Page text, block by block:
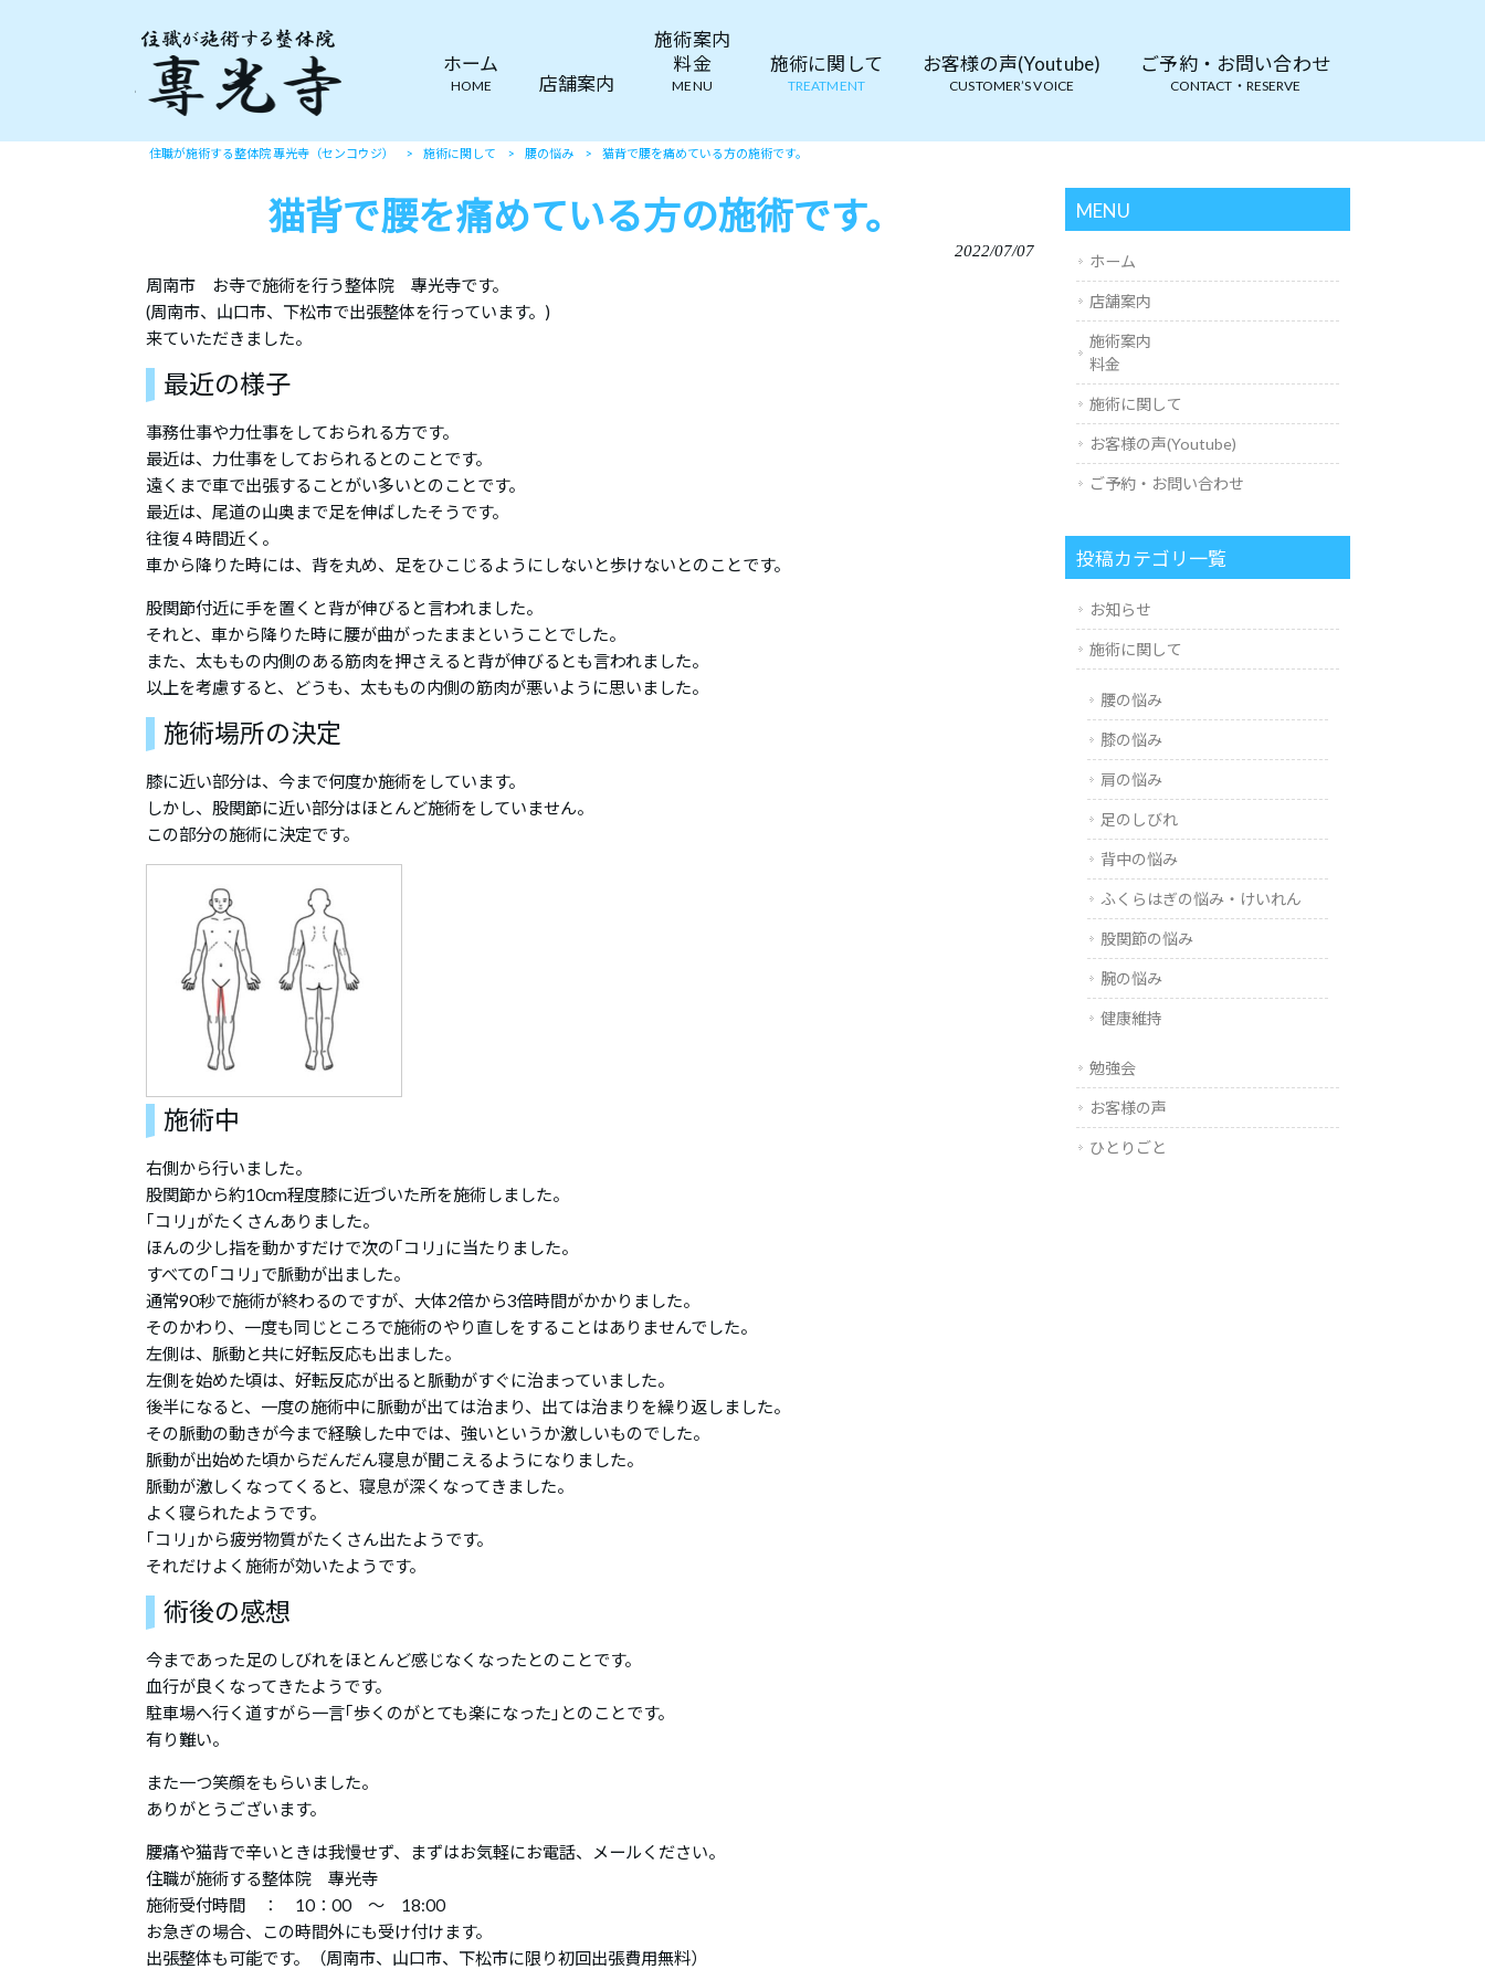
ホーム
HOME 店舗案内
施術案内
料金
MENU
施術に関して
TREATMENT
お客様の声(Youtube)
CUSTOMER’S VOICE
ご予約・お問い合わせ
CONTACT・RESERVE
住職が施術する整体院 專光寺（センコウジ） > 施術に関して > 腰の悩み > 猫背で腰を痛めている方の施術です。
猫背で腰を痛めている方の施術です。
2022/07/07
周南市 お寺で施術を行う整体院 專光寺です。
(周南市、山口市、下松市で出張整体を行っています。)
来ていただきました。
最近の様子
事務仕事や力仕事をしておられる方です。
最近は、力仕事をしておられるとのことです。
遠くまで車で出張することがい多いとのことです。
最近は、尾道の山奥まで足を伸ばしたそうです。
往復４時間近く。
車から降りた時には、背を丸め、足をひこじるようにしないと歩けないとのことです。
股関節付近に手を置くと背が伸びると言われました。
それと、車から降りた時に腰が曲がったままということでした。
また、太ももの内側のある筋肉を押さえると背が伸びるとも言われました。
以上を考慮すると、どうも、太ももの内側の筋肉が悪いように思いました。
施術場所の決定
膝に近い部分は、今まで何度か施術をしています。
しかし、股関節に近い部分はほとんど施術をしていません。
この部分の施術に決定です。
施術中
右側から行いました。
股関節から約10cm程度膝に近づいた所を施術しました。
｢コリ｣がたくさんありました。
ほんの少し指を動かすだけで次の｢コリ｣に当たりました。
すべての｢コリ｣で脈動が出ました。
通常90秒で施術が終わるのですが、大体2倍から3倍時間がかかりました。
そのかわり、一度も同じところで施術のやり直しをすることはありませんでした。
左側は、脈動と共に好転反応も出ました。
左側を始めた頃は、好転反応が出ると脈動がすぐに治まっていました。
後半になると、一度の施術中に脈動が出ては治まり、出ては治まりを繰り返しました。
その脈動の動きが今まで経験した中では、強いというか激しいものでした。
脈動が出始めた頃からだんだん寝息が聞こえるようになりました。
脈動が激しくなってくると、寝息が深くなってきました。
よく寝られたようです。
｢コリ｣から疲労物質がたくさん出たようです。
それだけよく施術が効いたようです。
術後の感想
今まであった足のしびれをほとんど感じなくなったとのことです。
血行が良くなってきたようです。
駐車場へ行く道すがら一言｢歩くのがとても楽になった｣とのことです。
有り難い。
また一つ笑顔をもらいました。
ありがとうございます。
腰痛や猫背で辛いときは我慢せず、まずはお気軽にお電話、メールください。
住職が施術する整体院 專光寺
施術受付時間 ： 10：00 ～ 18:00
お急ぎの場合、この時間外にも受け付けます。
出張整体も可能です。（周南市、山口市、下松市に限り初回出張費用無料）
MENU
ホーム
店舗案内
施術案内
料金
施術に関して
お客様の声(Youtube)
ご予約・お問い合わせ
投稿カテゴリ一覧
お知らせ
施術に関して
腰の悩み
膝の悩み
肩の悩み
足のしびれ
背中の悩み
ふくらはぎの悩み・けいれん
股関節の悩み
腕の悩み
健康維持
勉強会
お客様の声
ひとりごと